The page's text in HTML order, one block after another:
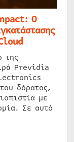
Ο
της
Previdia
δόρατος,
με
Σε αυτό